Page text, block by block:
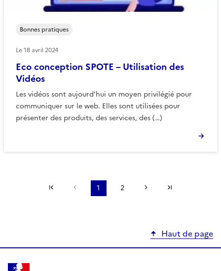
Eco conception SPOTE – Utilisation des
Vidéos
Les vidéos sont aujourd’hui un moyen privilégié pour
communiquer sur le web. Elles sont utilisées pour
présenter des produits, des services, des (…)
Bonnes pratiques
Le18 avril 2024
Première pagePage précédente
1 2 Page suivante
Haut de page